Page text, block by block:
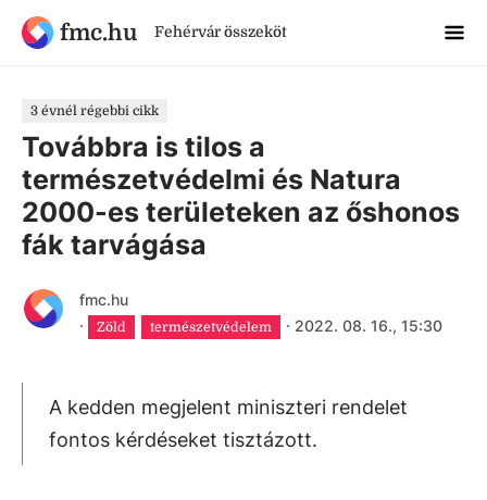
fmc.hu Fehérvár összeköt
3 évnél régebbi cikk
Továbbra is tilos a
természetvédelmi és Natura
2000-es területeken az őshonos
fák tarvágása
fmc.hu
·
Zöld természetvédelem · 2022. 08. 16., 15:30
A kedden megjelent miniszteri rendelet
fontos kérdéseket tisztázott.